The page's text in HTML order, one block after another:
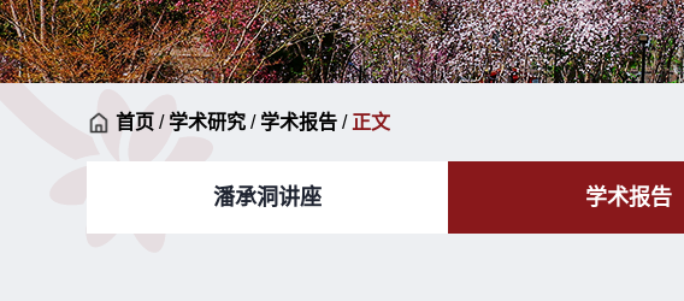
首页 / 学术研究 / 学术报告 / 正文
潘承洞讲座 学术报告